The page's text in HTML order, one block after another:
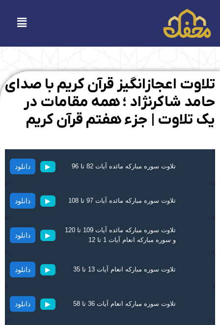
محتوا
تلاوت اعجاز‌انگیز قرآن کریم با صدای
حامد شاکرنژاد ؛ همه مقامات در
یک تلاوت | جزء هفتم قرآن کریم
تلاوت سوره مبارکه مائده آیات 82 تا 96 ▶ دانلود
تلاوت سوره مبارکه مائده آیات 97 تا 108 ▶ دانلود
تلاوت سوره مبارکه مائده آیات 109 تا 120
و سوره مبارکه انعام آیات 1 تا 12
▶ دانلود
تلاوت سوره مبارکه انعام آیات 13 تا 35 ▶ دانلود
تلاوت سوره مبارکه انعام آیات 36 تا 58 ▶ دانلود